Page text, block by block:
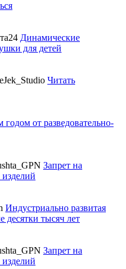
Динамические
для детей
Читать
от разведовательно-
Запрет на
Индустриально развитая
десятки тысяч лет
Запрет на